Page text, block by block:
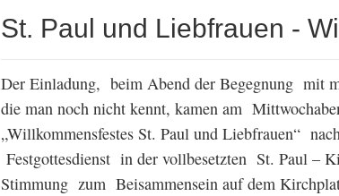
St. Paul und Liebfrauen -
Der Einladung, beim Abend der Begegnung mit
die man noch nicht kennt, kamen am
„Willkommensfestes St. Paul und Liebfrauen“
Festgottesdienst in der vollbesetzten St. Paul –
Stimmung zum Beisammensein auf dem